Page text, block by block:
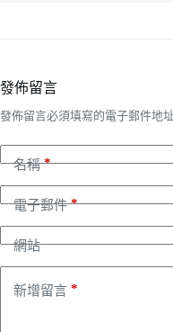
發佈留言
發佈留言必須填寫的電子郵件地
名稱*
電子郵件*
網站
新增留言 *